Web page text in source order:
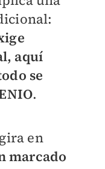
aquí
se
.
en
marcado